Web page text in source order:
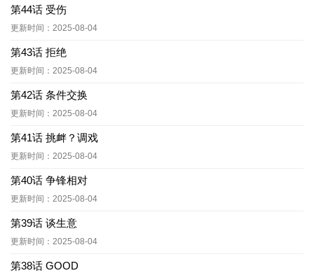
第44话 受伤
更新时间：2025-08-04
第43话 拒绝
更新时间：2025-08-04
第42话 条件交换
更新时间：2025-08-04
第41话 挑衅？调戏
更新时间：2025-08-04
第40话 争锋相对
更新时间：2025-08-04
第39话 谈生意
更新时间：2025-08-04
第38话 GOOD